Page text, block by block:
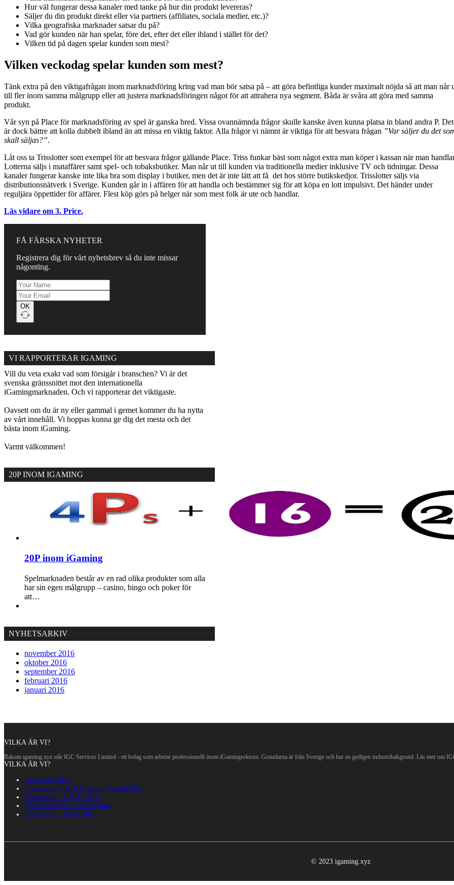
Hur väl fungerar dessa kanaler med tanke på hur din produkt levereras?
Säljer du din produkt direkt eller via partners (affiliates, sociala medier, etc.)?
Vilka geografiska marknader satsar du på?
Vad gör kunden när han spelar, före det, efter det eller ibland i stället för det?
Vilken tid på dagen spelar kunden som mest?
Vilken veckodag spelar kunden som mest?
Tänk extra på den viktigafrågan inom marknadsföring kring vad man bör satsa på – att göra befintliga kunder maximalt nöjda så att man når
till fler inom samma målgrupp eller att justera marknadsföringen något för att attrahera nya segment. Båda är svåra att göra med samma
produkt.
Vår syn på Place för marknadsföring av spel är ganska bred. Vissa ovannämnda frågor skulle kanske även kunna platsa in bland andra P. Det
är dock bättre att kolla dubbelt ibland än att missa en viktig faktor. Alla frågor vi nämnt är viktiga för att besvara frågan ”Var säljer du det
skall säljas?”.
Låt oss ta Trisslotter som exempel för att besvara frågor gällande Place. Triss funkar bäst som något extra man köper i kassan när man
Lotterna säljs i mataffärer samt spel- och tobaksbutiker. Man når ut till kunden via traditionella medier inklusive TV och tidningar. Dessa
kanaler fungerar kanske inte lika bra som display i butiker, men det är inte lätt att få det hos större butikskedjor. Trisslotter säljs via
distributionsnätverk i Sverige. Kunden går in i affären för att handla och bestämmer sig för att köpa en lott impulsivt. Det händer under
reguljära öppettider för affärer. Flest köp görs på helger när som mest folk är ute och handlar.
Läs vidare om 3. Price.
FÅ FÄRSKA NYHETER
Registrera dig för vårt nyhetsbrev så du inte missar
någonting.
OK
VI RAPPORTERAR IGAMING
Vill du veta exakt vad som försigår i branschen? Vi är det
svenska gränssnittet mot den internationella
iGamingmarknaden. Och vi rapporterar det viktigaste.
Oavsett om du är ny eller gammal i gemet kommer du ha nytta
av vårt innehåll. Vi hoppas kunna ge dig det mesta och det
bästa inom iGaming.
Varmt välkommen!
20P INOM IGAMING
20P inom iGaming
Spelmarknaden består av en rad olika produkter som alla
har sin egen målgrupp – casino, bingo och poker för
att…
NYHETSARKIV
november 2016
oktober 2016
september 2016
februari 2016
januari 2016
VILKA ÄR VI?
Bakom igaming.xyz står IGC Services Limited - ett bolag som arbetar professionellt inom iGamingsektorn. Grundarna är från Sverige och har en gedigen industribakgrund. Läs mer om
VILKA ÄR VI?
Bästa slots 2016
Förhandstips: eGR Operator Awards2016
Förhandstitt: SiGMA 2016
Unika slotsspel – en case study
Förhandstitt: MiGS 2016
© 2023 igaming.xyz